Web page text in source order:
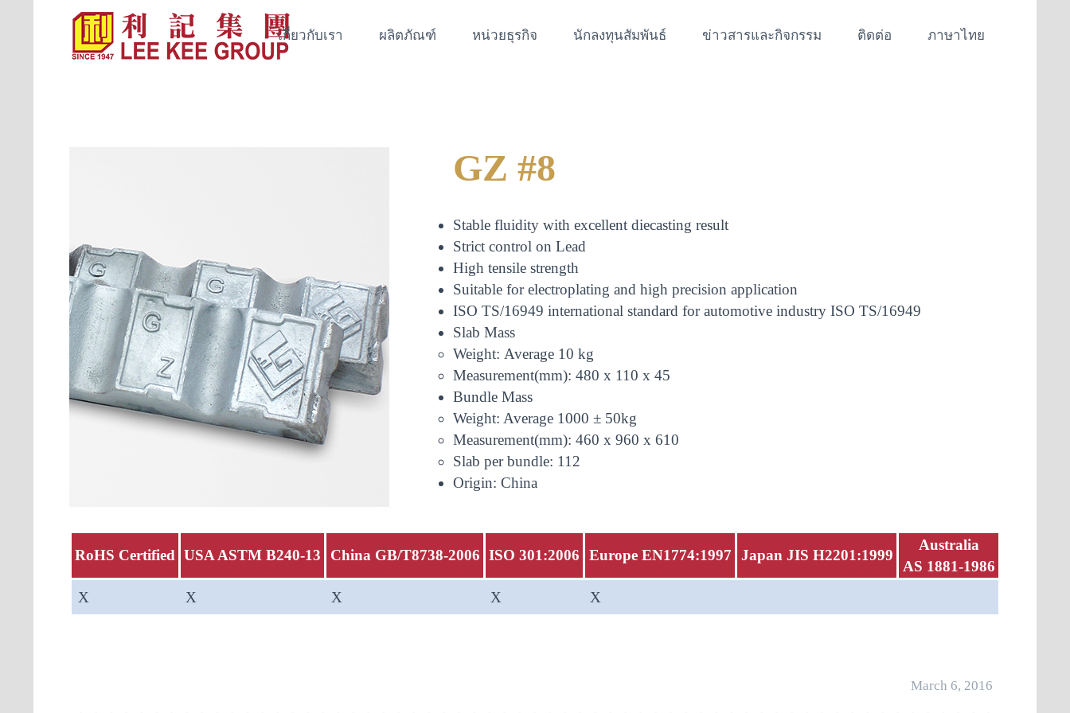
เกี่ยวกับเรา ผลิตภัณฑ์ หน่วยธุรกิจ นักลงทุนสัมพันธ์ ข่าวสารและกิจกรรม ติดต่อ ภาษาไทย
GZ #8
Stable fluidity with excellent diecasting result
Strict control on Lead
High tensile strength
Suitable for electroplating and high precision application
ISO TS/16949 international standard for automotive industry ISO TS/16949
Slab Mass
Weight: Average 10 kg
Measurement(mm): 480 x 110 x 45
Bundle Mass
Weight: Average 1000 ± 50kg
Measurement(mm): 460 x 960 x 610
Slab per bundle: 112
Origin: China
RoHS Certified USA ASTM B240-13 China GB/T8738-2006 ISO 301:2006 Europe EN1774:1997 Japan JIS H2201:1999
Australia
AS 1881-1986
X
X X X X
March 6, 2016